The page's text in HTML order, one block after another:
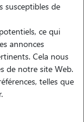
susceptibles de
ce qui
annonces
Cela nous
de notre site Web.
telles que